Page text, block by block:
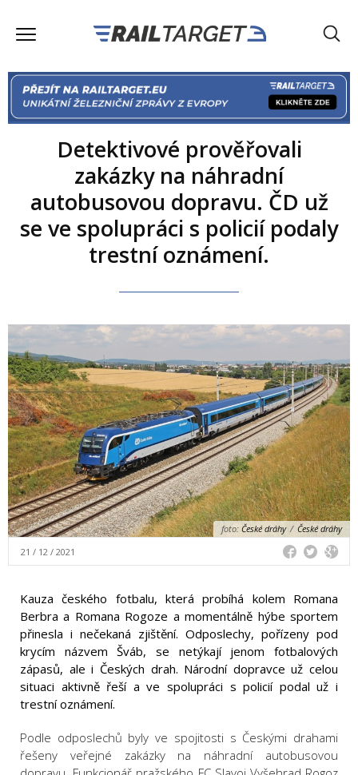
Detektivové prověřovali
zakázky na náhradní
autobusovou dopravu. ČD už
se ve spolupráci s policií podaly
trestní oznámení.
foto: České dráhy / České dráhy
21 / 12 / 2021
Kauza českého fotbalu, která probíhá kolem Romana
Berbra a Romana Rogoze a momentálně hýbe sportem
přinesla i nečekaná zjištění. Odposlechy, pořízeny pod
krycím názvem Šváb, se netýkají jenom fotbalových
zápasů, ale i Českých drah. Národní dopravce už celou
situaci aktivně řeší a ve spolupráci s policií podal už i
trestní oznámení.
Podle odposlechů byly ve spojitosti s Českými drahami
řešeny veřejné zakázky na náhradní autobusovou